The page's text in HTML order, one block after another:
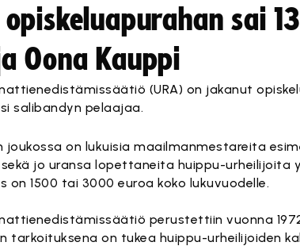
opiskeluapurahan sai
Oona Kauppi
(URA) on jakanut
salibandyn pelaajaa.
joukossa on lukuisia maailmanmestareita
jo uransa lopettaneita huippu-urheilijoita
on 1500 tai 3000 euroa koko lukuvuodelle.
perustettiin vuonna
tarkoituksena on tukea huippu-urheilijoiden